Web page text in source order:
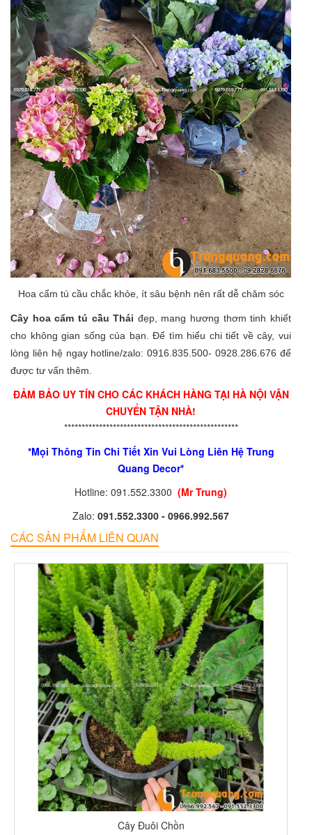
Hoa cẩm tú cầu chắc khỏe, ít sâu bệnh nên rất dễ chăm sóc
Cây hoa cẩm tú cầu Thái đẹp, mang hương thơm tinh khiết
cho không gian sống của bạn. Để tìm hiểu chi tiết về cây, vui
lòng liên hệ ngay hotline/zalo: 0916.835.500- 0928.286.676 để
được tư vấn thêm.
ĐẢM BẢO UY TÍN CHO CÁC KHÁCH HÀNG TẠI HÀ NỘI VẬN
CHUYỂN TẬN NHÀ!
**************************************************
*Mọi Thông Tin Chi Tiết Xin Vui Lòng Liên Hệ Trung
Quang Decor*
Hotline: 091.552.3300 (Mr Trung)
Zalo: 091.552.3300 - 0966.992.567
CÁC SẢN PHẨM LIÊN QUAN
Cây Đuôi Chồn